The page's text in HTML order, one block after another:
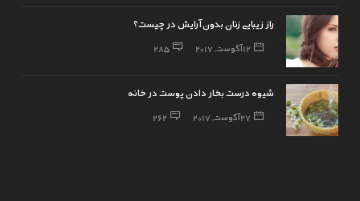
راز زیبایی زنان بدون آرایش در چیست؟
12 آگوست, 2017 285
شیوه درست بخار دادن پوست در خانه
27 آگوست, 2017 262